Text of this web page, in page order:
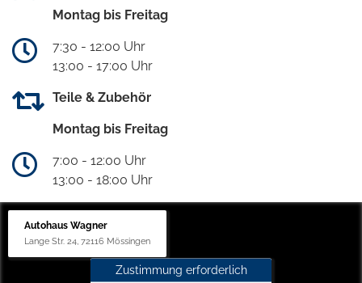
Montag bis Freitag
7:30 - 12:00 Uhr
13:00 - 17:00 Uhr
Teile & Zubehör
Montag bis Freitag
7:00 - 12:00 Uhr
13:00 - 18:00 Uhr
Autohaus Wagner
Lange Str. 24, 72116 Mössingen
Zustimmung erforderlich